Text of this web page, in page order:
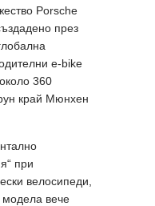
Porsche
през
e-bike
360
край Мюнхен
при
велосипеди,
модела вече